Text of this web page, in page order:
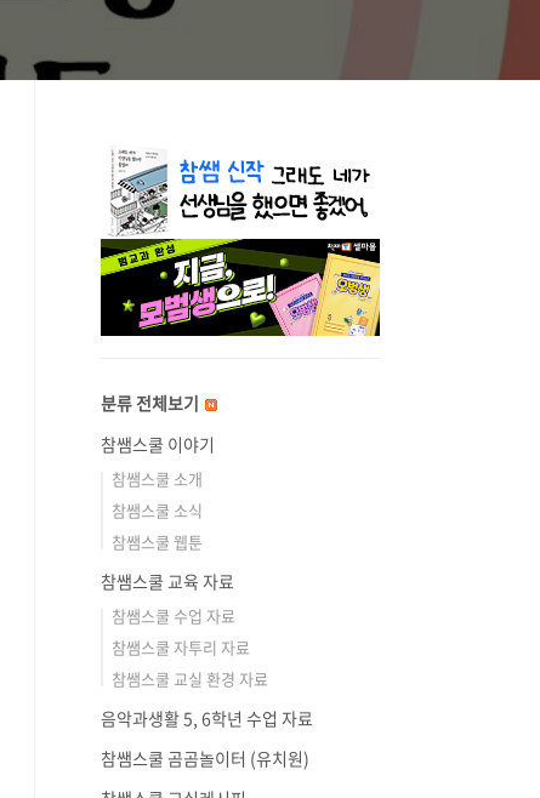
분류 전체보기
참쌤스쿨 이야기
참쌤스쿨 소개
참쌤스쿨 소식
참쌤스쿨 웹툰
참쌤스쿨 교육 자료
참쌤스쿨 수업 자료
참쌤스쿨 자투리 자료
참쌤스쿨 교실 환경 자료
음악과생활 5, 6학년 수업 자료
참쌤스쿨 곰곰놀이터 (유치원)